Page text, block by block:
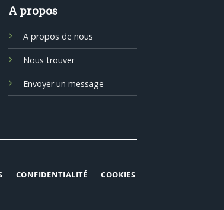
A propos
A propos de nous
Nous trouver
Envoyer un message
CONFIDENTIALITÉ COOKIES